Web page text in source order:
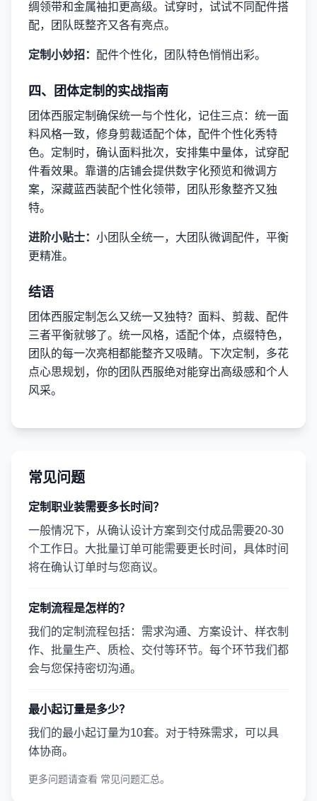
绸领带和金属袖扣更高级。试穿时，试试不同配件搭
配，团队既整齐又各有亮点。
定制小妙招： 配件个性化，团队特色悄悄出彩。
四、团体定制的实战指南
团体西服定制确保统一与个性化，记住三点：统一面
料风格一致，修身剪裁适配个体，配件个性化秀特
色。定制时，确认面料批次，安排集中量体，试穿配
件看效果。靠谱的店铺会提供数字化预览和微调方
案，深藏蓝西装配个性化领带，团队形象整齐又独
特。
进阶小贴士： 小团队全统一，大团队微调配件，平衡
更精准。
结语
团体西服定制怎么又统一又独特？面料、剪裁、配件
三者平衡就够了。统一风格，适配个体，点缀特色，
团队的每一次亮相都能整齐又吸睛。下次定制，多花
点心思规划，你的团队西服绝对能穿出高级感和个人
风采。
常见问题
定制职业装需要多长时间？
一般情况下，从确认设计方案到交付成品需要20-30
个工作日。大批量订单可能需要更长时间，具体时间
将在确认订单时与您商议。
定制流程是怎样的？
我们的定制流程包括：需求沟通、方案设计、样衣制
作、批量生产、质检、交付等环节。每个环节我们都
会与您保持密切沟通。
最小起订量是多少？
我们的最小起订量为10套。对于特殊需求，可以具
体协商。
更多问题请查看 常见问题汇总。